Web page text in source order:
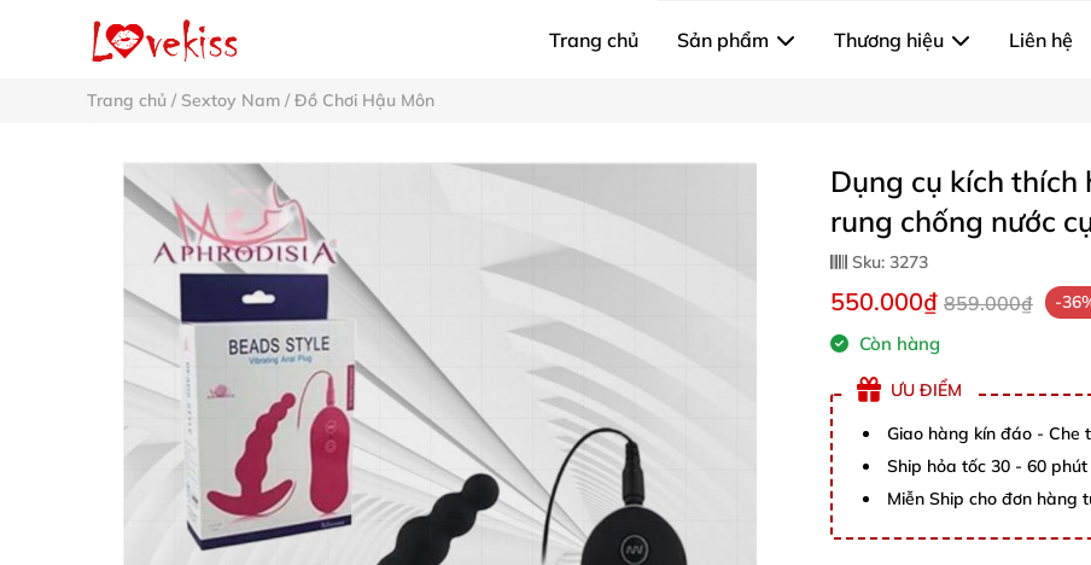
Trang chủ Sản phẩm Thương hiệu Liên hệ
Trang chủ / Sextoy Nam / Đồ Chơi Hậu Môn
Dụng cụ kích thích
rung chống nước
Sku: 3273
550.000₫ 859.000₫ -
Còn hàng
ƯU ĐIỂM
Giao hàng kín đáo - Che
Ship hỏa tốc 30 - 60 phút
Miễn Ship cho đơn hàng